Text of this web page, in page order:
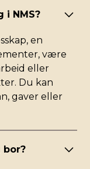
i NMS?
en
være
eller
Du kan
gaver eller
bor?